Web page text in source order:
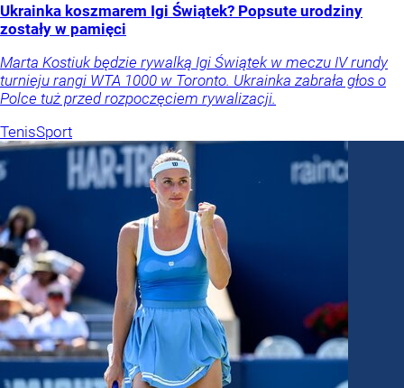
Ukrainka koszmarem Igi Świątek? Popsute urodziny
zostały w pamięci
Marta Kostiuk będzie rywalką Igi Świątek w meczu IV rundy
turnieju rangi WTA 1000 w Toronto. Ukrainka zabrała głos o
Polce tuż przed rozpoczęciem rywalizacji.
TenisSport